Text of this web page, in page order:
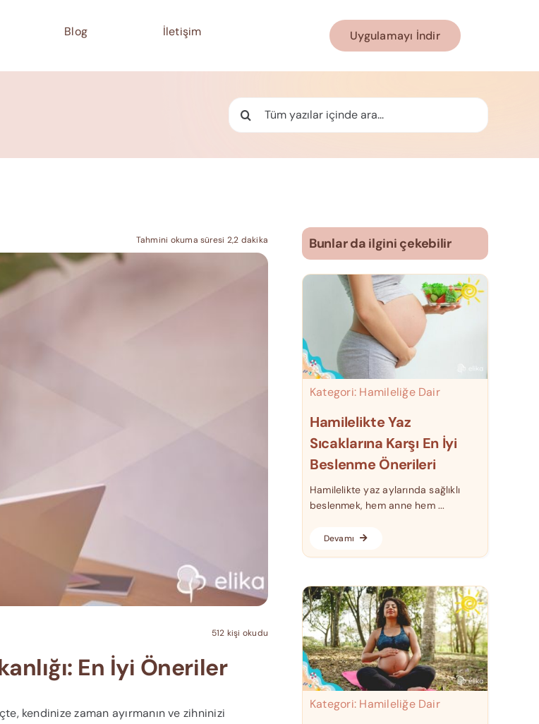
Blog İletişim Uygulamayı İndir
Ara:
Tahmini okuma süresi 2,2 dakika
512 kişi okudu
En İyi Öneriler
kendinize zaman ayırmanın ve zihninizi
Bunlar da ilgini çekebilir
Kategori: Hamileliğe Dair
Hamilelikte Yaz
Sıcaklarına Karşı En İyi
Beslenme Önerileri
Hamilelikte yaz aylarında sağlıklı
beslenmek, hem anne hem ...
Devamı
Kategori: Hamileliğe Dair